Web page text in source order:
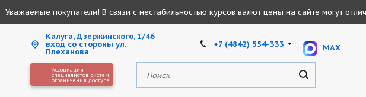
Уважаемые покупатели! В связи с нестабильностью курсов валют цены на сайте могут
Калуга, Дзержинского, 1/46
вход со стороны ул.
Плеханова
+7 (4842) 554-333 MAX
Ассоциация
специалистов систем
ограничения доступа